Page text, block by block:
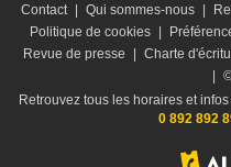
Contact | Qui sommes-nous |
Politique de cookies |
Revue de presse
| Charte
|
Retrouvez tous les horaires et
0 892 892